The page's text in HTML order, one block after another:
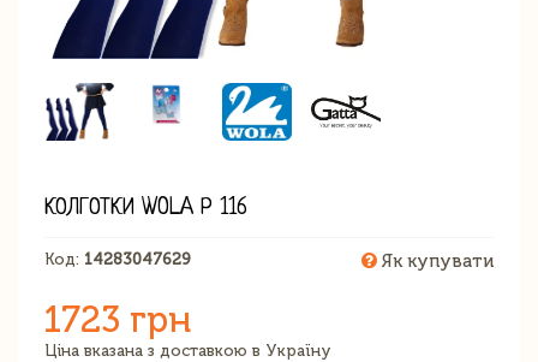
КОЛГОТКИ WOLA Р 116
Код: 14283047629 Як купувати
1723 грн
Ціна вказана з доставкою в Україну